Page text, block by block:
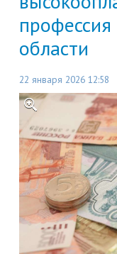
области
22 января 2026 12:58